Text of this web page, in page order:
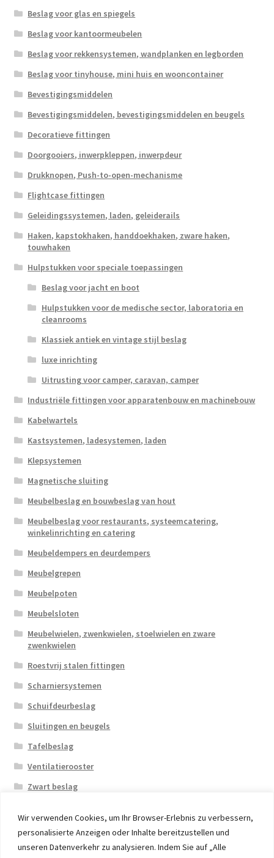
Wir verwenden Cookies, um Ihr Browser-Erlebnis zu verbessern,
personalisierte Anzeigen oder Inhalte bereitzustellen und
unseren Datenverkehr zu analysieren. Indem Sie auf „Alle
Beslag voor glas en spiegels
Beslag voor kantoormeubelen
Beslag voor rekkensystemen, wandplanken en legborden
Beslag voor tinyhouse, mini huis en wooncontainer
Bevestigingsmiddelen
Bevestigingsmiddelen, bevestigingsmiddelen en beugels
Decoratieve fittingen
Doorgooiers, inwerpkleppen, inwerpdeur
Drukknopen, Push-to-open-mechanisme
Flightcase fittingen
Geleidingssystemen, laden, geleiderails
Haken, kapstokhaken, handdoekhaken, zware haken,
touwhaken
Hulpstukken voor speciale toepassingen
Beslag voor jacht en boot
Hulpstukken voor de medische sector, laboratoria en
cleanrooms
Klassiek antiek en vintage stijl beslag
luxe inrichting
Uitrusting voor camper, caravan, camper
Industriële fittingen voor apparatenbouw en machinebouw
Kabelwartels
Kastsystemen, ladesystemen, laden
Klepsystemen
Magnetische sluiting
Meubelbeslag en bouwbeslag van hout
Meubelbeslag voor restaurants, systeemcatering,
winkelinrichting en catering
Meubeldempers en deurdempers
Meubelgrepen
Meubelpoten
Meubelsloten
Meubelwielen, zwenkwielen, stoelwielen en zware
zwenkwielen
Roestvrij stalen fittingen
Scharniersystemen
Schuifdeurbeslag
Sluitingen en beugels
Tafelbeslag
Ventilatierooster
Zwart beslag